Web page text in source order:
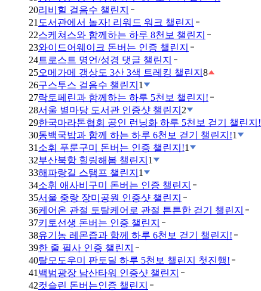
20리비힐 걸음수 챌린지
21 도서관에서 놀자! 리워드 워크 챌린지
22스케쳐스와 함께하는 하루 8천보 챌린지
23와이드어웨이크 돈버는 인증 챌린지
24트로스트 명언/성경 댓글 챌린지
25오메가메 갱상도 3산 3색 트레킹 챌린지 8
26구스투스 걸음수 챌린지 1
27락토페린과 함께하는 하루 5천보 챌린지!
28서울 별마당 도서관 인증샷 챌린지 2
29한국마라톤협회 공인 런닝화 하루 5천보 걷기 챌린지!
30동백국밥과 함께 하는 하루 6천보 걷기 챌린지!1
31 소휘 푸룬구미 돈버는 인증 챌린지!1
32부산북항 힐링해봄 챌린지 1
33해파랑길 스탬프 챌린지 1
34소휘 애사비구미 돈버는 인증 챌린지
35서울 중랑 장미공원 인증샷 챌린지
36케어온 관절 토탈케어로 관절 튼튼한 걷기 챌린지
37키토선생 돈버는 인증 챌린지
38유기농 레몬즙과 함께 하루 6천보 걷기 챌린지!
39한 줄 필사 인증 챌린지
40탈모도우미 판토딜 하루 5천보 챌린지 첫진행!
41 백범광장 남산타워 인증샷 챌린지
42컷슬린 돈버는인증 챌린지